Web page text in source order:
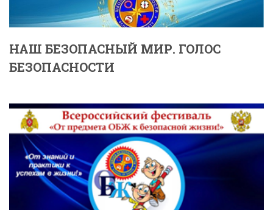
НАШ БЕЗОПАСНЫЙ МИР. ГОЛОС
БЕЗОПАСНОСТИ